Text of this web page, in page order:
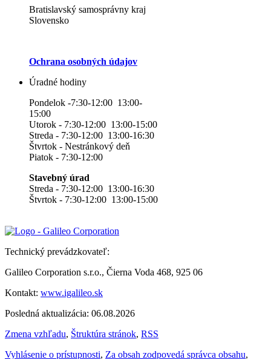
Bratislavský samosprávny kraj
Slovensko
Ochrana osobných údajov
Úradné hodiny
Pondelok -7:30-12:00 13:00-
15:00
Utorok - 7:30-12:00 13:00-15:00
Streda - 7:30-12:00 13:00-16:30
Štvrtok - Nestránkový deň
Piatok - 7:30-12:00
Stavebný úrad
Streda - 7:30-12:00 13:00-16:30
Štvrtok - 7:30-12:00 13:00-15:00
Technický prevádzkovateľ:
Galileo Corporation s.r.o., Čierna Voda 468, 925 06
Kontakt: www.igalileo.sk
Posledná aktualizácia: 06.08.2026
Zmena vzhľadu, Štruktúra stránok, RSS
Vyhlásenie o prístupnosti, Za obsah zodpovedá správca obsahu,